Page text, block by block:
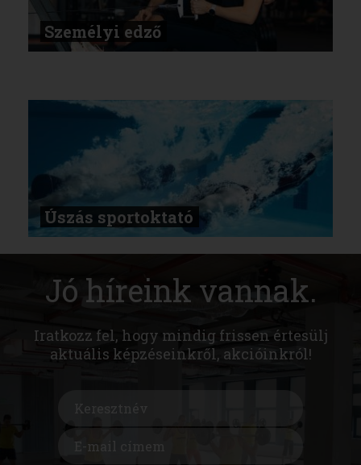
Személyi edző
Úszás sportoktató
Jó híreink vannak.
Iratkozz fel, hogy mindig frissen értesülj
aktuális képzéseinkről, akcióinkról!